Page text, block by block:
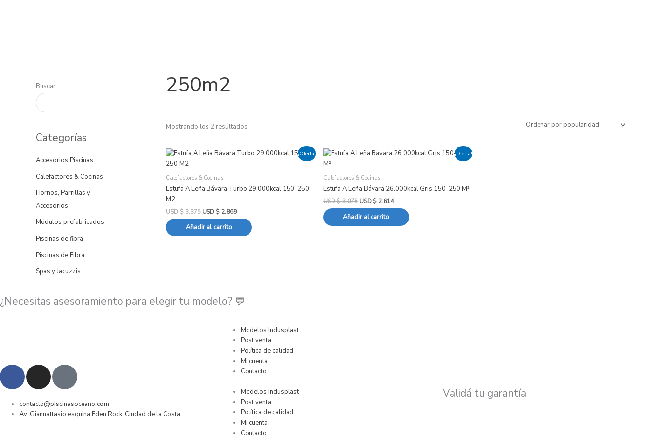
Buscar
Categorías
Accesorios Piscinas
Calefactores & Cocinas
Hornos, Parrillas y
Accesorios
Módulos prefabricados
Piscinas de fibra
Piscinas de Fibra
Spas y Jacuzzis
250m2
Mostrando los 2 resultados
¡Oferta!
Calefactores & Cocinas
Estufa A Leña Bávara Turbo 29.000kcal 150-250
M2
USD $3.375
El
era:
USD
$ 3.375.
USD $ 2.869
El
$ 2.869.
Añadir al carrito
¡Oferta!
Calefactores & Cocinas
Estufa A Leña Bávara 26.000kcal Gris 150-250 M²
USD $3.075
El
era:
USD
$ 3.075.
USD $2.614
El
$ 2.614.
Añadir al carrito
¿Necesitas asesoramiento para elegir tu modelo? 💬
F
c
e
b
I
s
t
a
P
o
n
e
contacto@piscinasoceano.com
Av. Giannattasio esquina Eden Rock, Ciudad de la Costa.
Modelos Indusplast
Post venta
Política de calidad
Mi cuenta
Contacto
Modelos Indusplast
Post venta
Política de calidad
Mi cuenta
Contacto
Validá tu garantía